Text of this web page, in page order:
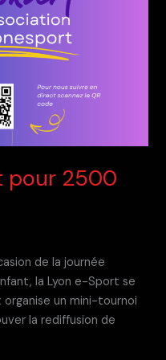
pour 2500
de la journée
la Lyon e-Sport se
un mini-tournoi
la rediffusion de